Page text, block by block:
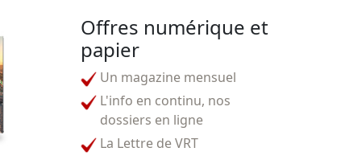
Offres numérique et
papier
Un magazine mensuel
L'info en continu, nos
dossiers en ligne
La Lettre de VRT